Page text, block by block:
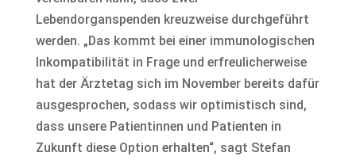
Lebendorganspenden kreuzweise durchgeführt
werden. „Das kommt bei einer immunologischen
Inkompatibilität in Frage und erfreulicherweise
hat der Ärztetag sich im November bereits dafür
ausgesprochen, sodass wir optimistisch sind,
dass unsere Patientinnen und Patienten in
Zukunft diese Option erhalten“, sagt Stefan